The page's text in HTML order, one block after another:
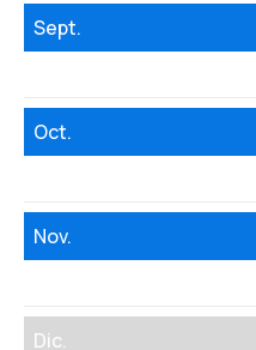
Sept.
Oct.
Nov.
Dic.